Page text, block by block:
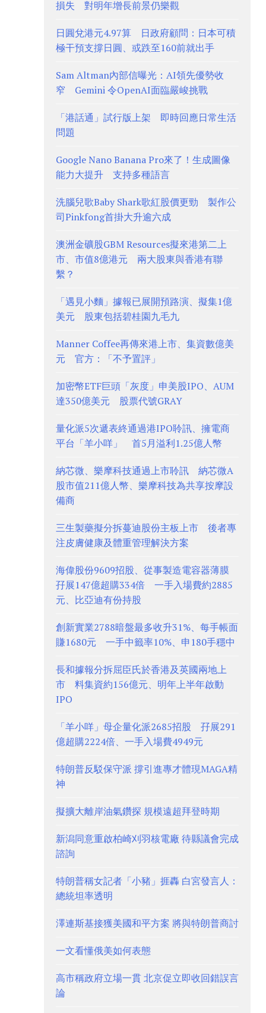
損失 對明年增長前景仍樂觀
日圓兌港元4.97算 日政府顧問：日本可積
極干預支撐日圓、或跌至160前就出手
Sam Altman內部信曝光：AI領先優勢收
窄 Gemini 令OpenAI面臨嚴峻挑戰
「港話通」試行版上架 即時回應日常生活
問題
Google Nano Banana Pro來了！生成圖像
能力大提升 支持多種語言
洗腦兒歌Baby Shark歌紅股價更勁 製作公
司Pinkfong首掛大升逾六成
澳洲金礦股GBM Resources擬來港第二上
市、市值8億港元 兩大股東與香港有聯
繫？
「遇見小麵」據報已展開預路演、擬集1億
美元 股東包括碧桂園九毛九
Manner Coffee再傳來港上市、集資數億美
元 官方：「不予置評」
加密幣ETF巨頭「灰度」申美股IPO、AUM
達350億美元 股票代號GRAY
量化派5次遞表終通過港IPO聆訊、擁電商
平台「羊小咩」 首5月溢利1.25億人幣
納芯微、樂摩科技通過上市聆訊 納芯微A
股市值211億人幣、樂摩科技為共享按摩設
備商
三生製藥擬分拆蔓迪股份主板上市 後者專
注皮膚健康及體重管理解決方案
海偉股份9609招股、從事製造電容器薄膜
孖展147億超購334倍 一手入場費約2885
元、比亞迪有份持股
創新實業2788暗盤最多收升31%、每手帳面
賺1680元 一手中籤率10%、申180手穩中
長和據報分拆屈臣氏於香港及英國兩地上
市 料集資約156億元、明年上半年啟動
IPO
「羊小咩」母企量化派2685招股 孖展291
億超購2224倍、一手入場費4949元
特朗普反駁保守派 撐引進專才體現MAGA精
神
擬擴大離岸油氣鑽探 規模遠超拜登時期
新潟同意重啟柏崎刈羽核電廠 待縣議會完成
諮詢
特朗普稱女記者「小豬」捱轟 白宮發言人：
總統坦率透明
澤連斯基接獲美國和平方案 將與特朗普商討
一文看懂俄美如何表態
高市稱政府立場一貫 北京促立即收回錯誤言
論